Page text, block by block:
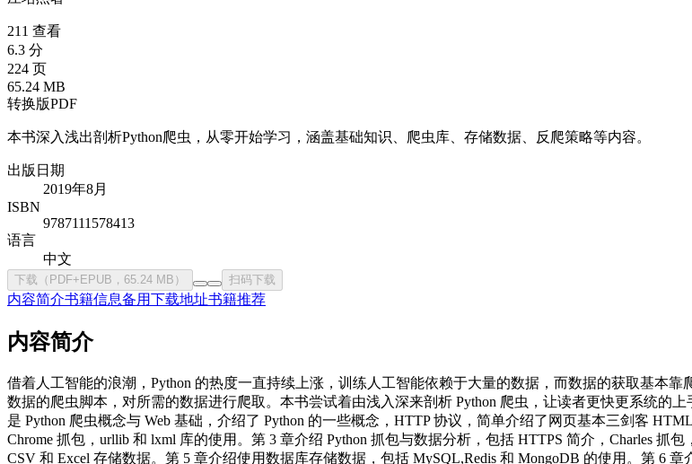
211 查看
6.3 分
224 页
65.24 MB
转换版PDF
本书深入浅出剖析Python爬虫，从零开始学习，涵盖基础知识、爬虫库、存储数据、反爬策略等内容。
出版日期
2019年8月
ISBN
9787111578413
语言
中文
下载（PDF+EPUB，65.24 MB） 扫码下载
内容简介书籍信息备用下载地址书籍推荐
内容简介
借着人工智能的浪潮，Python 的热度一直持续上涨，训练人工智能依赖于大量的数据，而数据的获取基本
数据的爬虫脚本，对所需的数据进行爬取。本书尝试着由浅入深来剖析 Python 爬虫，让读者更快更系统的
是 Python 爬虫概念与 Web 基础，介绍了 Python 的一些概念，HTTP 协议，简单介绍了网页基本三剑客
Chrome 抓包，urllib 和 lxml 库的使用。第 3 章介绍 Python 抓包与数据分析，包括 HTTPS 简介，Charles 抓包
CSV 和 Excel 存储数据。第 5 章介绍使用数据库存储数据，包括 MySQL,Redis 和 MongoDB 的使用。第 6